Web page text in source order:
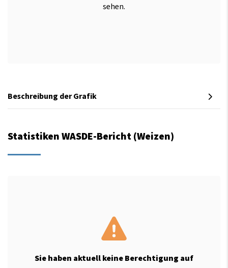
sehen.
Beschreibung der Grafik
Statistiken WASDE-Bericht (Weizen)
Sie haben aktuell keine Berechtigung auf